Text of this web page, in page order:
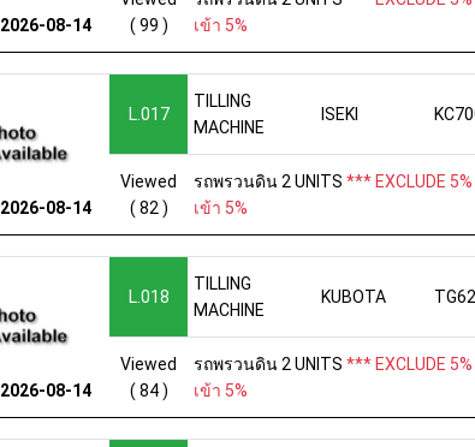
2026-08-14
( 99 )
เข้า 5%
2026-08-14
L.017
TILLING
MACHINE
ISEKI
Viewed
( 82 )
รถพรวนดิน 2 UNITS *** EXCLUDE
เข้า 5%
2026-08-14
L.018
TILLING
MACHINE
KUBOTA
Viewed
( 84 )
รถพรวนดิน 2 UNITS *** EXCLUDE
เข้า 5%